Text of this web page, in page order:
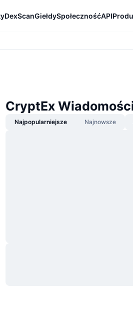
DexScanGiełdySpołecznośćAPI
CryptEx
Najpopularniejsze Najnowsze